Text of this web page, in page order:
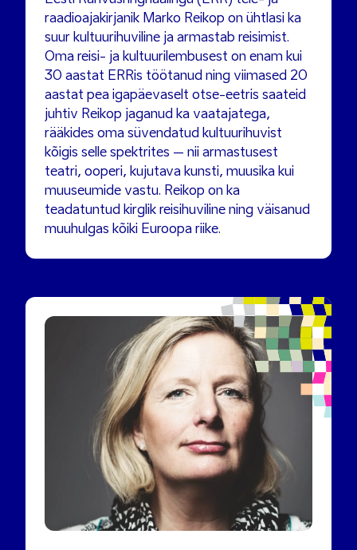
raadioajakirjanik Marko Reikop on ühtlasi ka
suur kultuurihuviline ja armastab reisimist.
Oma reisi- ja kultuurilembusest on enam kui
30 aastat ERRis töötanud ning viimased 20
aastat pea igapäevaselt otse-eetris saateid
juhtiv Reikop jaganud ka vaatajatega,
rääkides oma süvendatud kultuurihuvist
kõigis selle spektrites – nii armastusest
teatri, ooperi, kujutava kunsti, muusika kui
muuseumide vastu. Reikop on ka
teadatuntud kirglik reisihuviline ning väisanud
muuhulgas kõiki Euroopa riike.